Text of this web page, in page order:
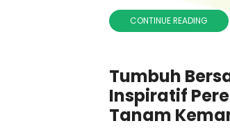
CONTINUE READING
Tumbuh
Inspiratif
Tanam